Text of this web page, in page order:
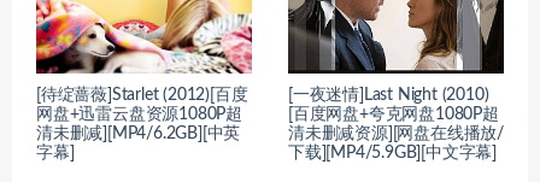
[待绽蔷薇]Starlet (2012)[百度
网盘+迅雷云盘资源1080P超
清未删减][MP4/6.2GB][中英
字幕]
[一夜迷情]Last Night (2010)
[百度网盘+夸克网盘1080P超
清未删减资源][网盘在线播放/
下载][MP4/5.9GB][中文字幕]